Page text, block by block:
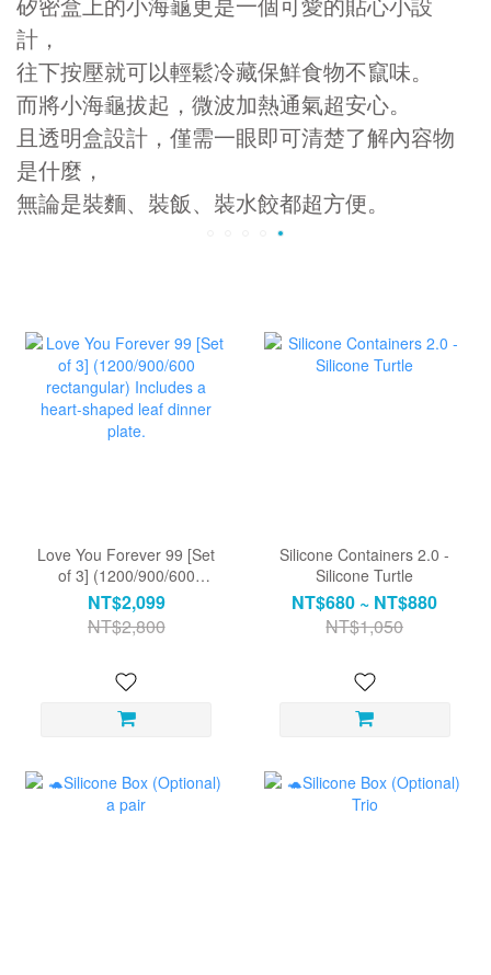
計，
往下按壓就可以輕鬆冷藏保鮮食物不竄味。
而將小海龜拔起，微波加熱通氣超安心。
且透明盒設計，僅需一眼即可清楚了解內容物
是什麼，
無論是裝麵、裝飯、裝水餃都超方便。
Love You Forever 99 [Set
of 3] (1200/900/600
rectangular) Includes a
heart-shaped leaf dinner
plate.
NT$2,099
NT$2,800
Silicone Containers 2.0 -
Silicone Turtle
NT$680 ~ NT$880
NT$1,050